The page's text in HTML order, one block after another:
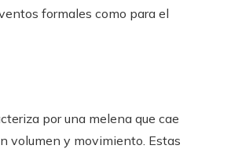
formales como para el
por una melena que cae
volumen y movimiento. Estas